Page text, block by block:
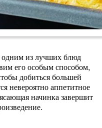
одним из лучших блюд
его особым способом,
добиться большей
невероятно аппетитное
начинка завершит